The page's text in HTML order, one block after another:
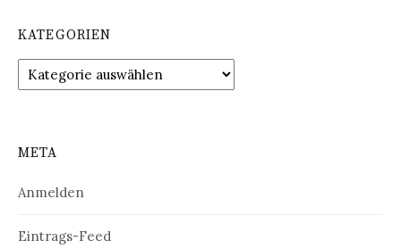
KATEGORIEN
Kategorien
META
Anmelden
Eintrags-Feed